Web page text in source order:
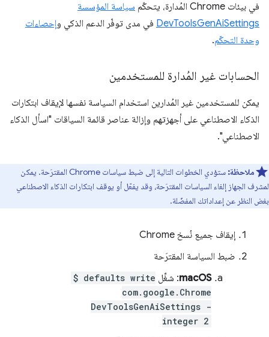
في بيئات Chrome المُدارة، يتحكّم
سياسة المؤسسة
DevToolsGenAiSettings في مدى توفّر الدعم الذكي وإحصاءات
وحدة التحكّم.
الحسابات غير المُدارة للمستخدمين
يمكن للمستخدمين غير المُدارين استخدام السياسة نفسها لإيقاف ابتكارات
الذكاء الاصطناعي على أجهزتهم وإزالة عناصر قائمة السياقات "اسأل الذكاء
الاصطناعي".
ملاحظة:
ستؤدي الخطوات التالية إلى ضبط سياسات Chrome المقترَحة. يمكن
لمشرف الجهاز إلغاء السياسات المقترَحة، وقد يفعّل أو يوقف ابتكارات الذكاء الاصطناعي
بغض النظر عن إعداداتك المفضّلة.
إيقاف جميع نُسخ Chrome
ضبط السياسة المقترَحة
macOS: شغِّل $ defaults write
com.google.Chrome
DevToolsGenAiSettings -
integer 2